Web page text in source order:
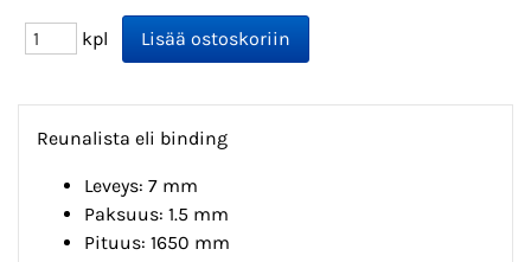
kpl
Reunalista eli binding
Leveys: 7 mm
Paksuus: 1.5 mm
Pituus: 1650 mm